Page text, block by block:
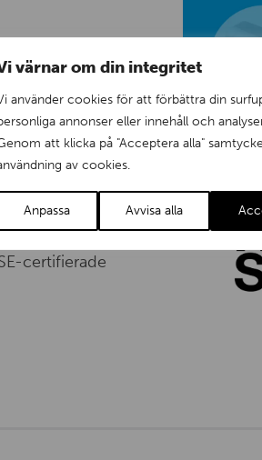
värnar om din integritet
använder cookies för att förbättra din
annonser eller innehåll och
att klicka på "Acceptera alla"
av cookies.
Anpassa Avvisa alla
certifierade